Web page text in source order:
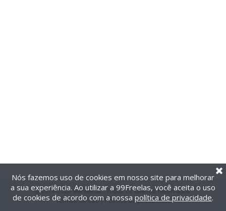
@2014-2026 99Freelas. Todos os direitos reservados.
Termos de uso| Política de privacidade
Nós fazemos uso de cookies em nosso site para melhorar
a sua experiência. Ao utilizar a 99Freelas, você aceita o uso
de cookies de acordo com a nossa política de privacidade.